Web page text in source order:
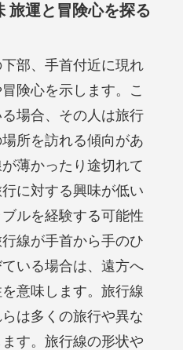
旅運と冒険心を探る
部、手首付近に現れ
険心を示します。こ
場合、その人は旅行
所を訪れる傾向があ
薄かったり途切れて
に対する興味が低い
ルを経験する可能性
線が手首から手のひ
いる場合は、遠方へ
意味します。旅行線
は多くの旅行や異な
す。旅行線の形状や